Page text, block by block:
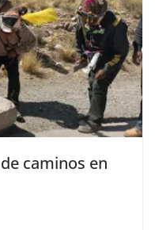
caminos en